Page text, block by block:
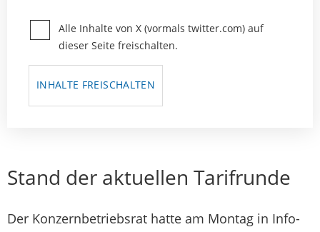
Alle Inhalte von X (vormals twitter.com) auf
dieser Seite freischalten.
INHALTE FREISCHALTEN
Stand der aktuellen Tarifrunde
Der Konzernbetriebsrat hatte am Montag in Info-